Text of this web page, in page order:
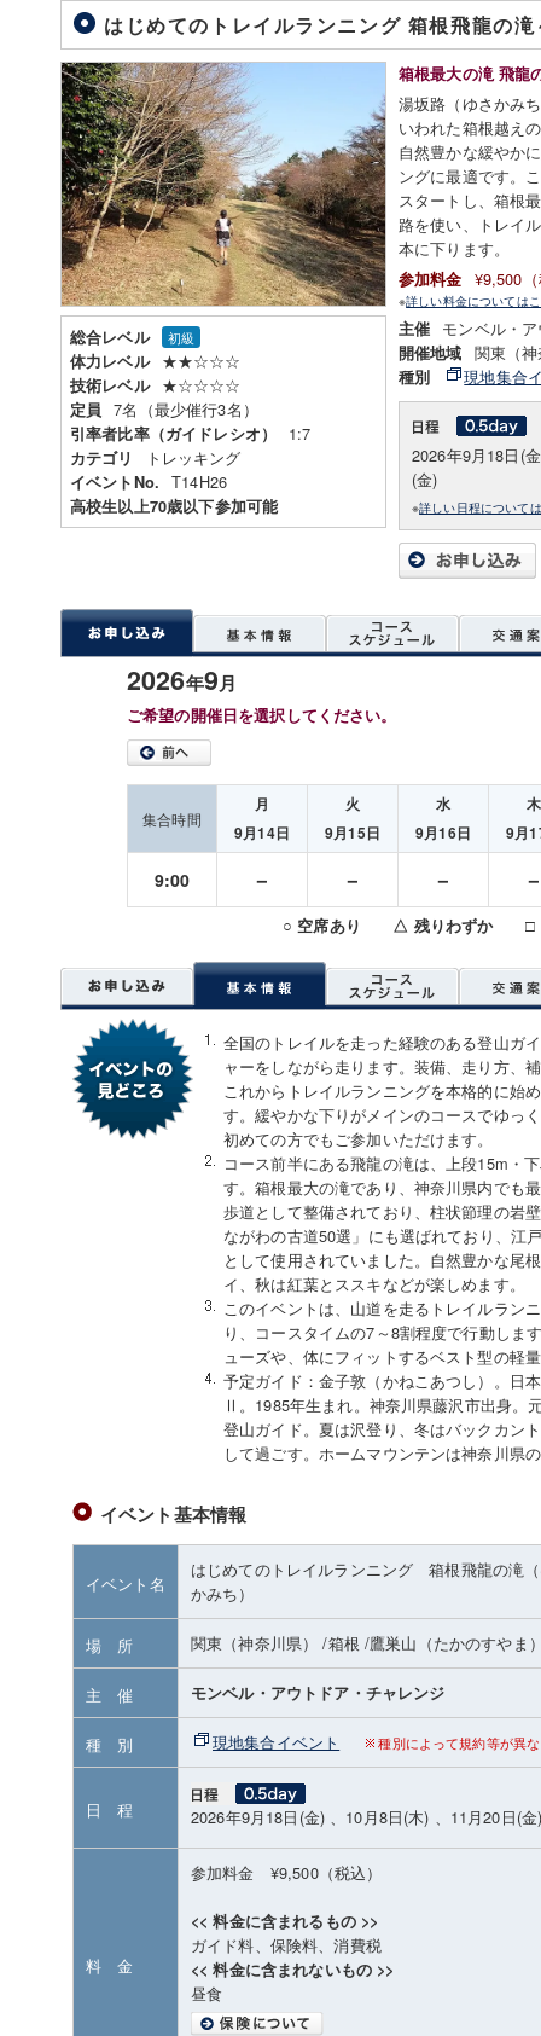
はじめてのトレイルランニング 箱根飛龍の
総合レベル 初級
体力レベル ★★☆☆☆
技術レベル ★☆☆☆☆
定員 7名（最少催行3名）
引率者比率（ガイドレシオ） 1:7
カテゴリ トレッキング
イベントNo. T14H26
高校生以上70歳以下参加可能
箱根最大の滝 飛龍
湯坂路（ゆさかみ
いわれた箱根越え
自然豊かな緩やか
ングに最適です。
スタートし、箱根
路を使い、トレイ
本に下ります。
参加料金 ¥9,500
※詳しい料金については
主催 モンベル・
開催地域 関東（
種別 現地集合
2026年9月18日(
(金)
※詳しい日程について
2026年9月
ご希望の開催日を選択してください。
集合時間
月
9月14日
火
9月15日
水
9月16日
木
9月
9:00 － － －
○ 空席あり △ 残りわずか □
全国のトレイルを走った経験のある登山ガ
ャーをしながら走ります。装備、走り方、
これからトレイルランニングを本格的に始
す。緩やかな下りがメインのコースでゆっ
初めての方でもご参加いただけます。
コース前半にある飛龍の滝は、上段15m・
す。箱根最大の滝であり、神奈川県内でも
歩道として整備されており、柱状節理の岩
ながわの古道50選」にも選ばれており、江
として使用されていました。自然豊かな尾
イ、秋は紅葉とススキなどが楽しめます。
このイベントは、山道を走るトレイルラン
り、コースタイムの7～8割程度で行動しま
ューズや、体にフィットするベスト型の軽
予定ガイド：金子敦（かねこあつし）。日
Ⅱ。1985年生まれ。神奈川県藤沢市出身。
登山ガイド。夏は沢登り、冬はバックカン
して過ごす。ホームマウンテンは神奈川県
イベント基本情報
イベント名
はじめてのトレイルランニング 箱根飛龍の滝
かみち）
場 所 関東（神奈川県） /箱根 /鷹巣山（たかのすやま
主 催 モンベル・アウトドア・チャレンジ
種 別 現地集合イベント 種別によって規約等が異
日 程 2026年9月18日(金) 、10月8日(木) 、11月20日(
料 金
参加料金 ¥9,500（税込）
<< 料金に含まれるもの >>
ガイド料、保険料、消費税
<< 料金に含まれないもの >>
昼食